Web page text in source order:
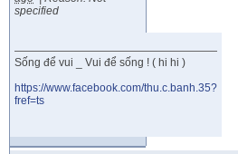
specified
Sống để vui _ Vui để sống ! ( hi hi )
https://www.facebook.com/thu.c.banh.35?
fref=ts